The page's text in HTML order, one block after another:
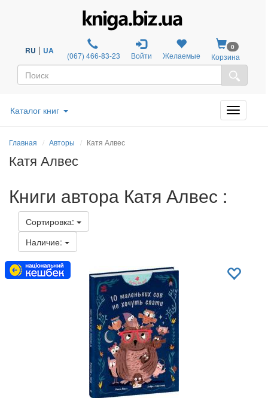
RU | UA (067) 466-83-23 Войти Желаемые
0
Корзина
Каталог книг
Главная Авторы Катя Алвес
Катя Алвес
Книги автора Катя Алвес :
Сортировка:
Наличие: